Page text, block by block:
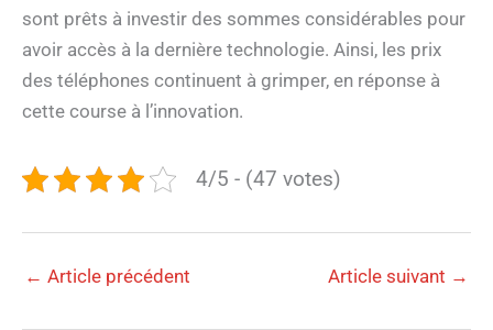
sont prêts à investir des sommes considérables pour
avoir accès à la dernière technologie. Ainsi, les prix
des téléphones continuent à grimper, en réponse à
cette course à l’innovation.
4/5 - (47 votes)
← Article précédent Article suivant →